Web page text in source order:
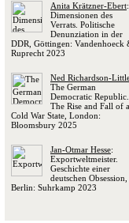
Anita Krätzner-Ebert:
Dimensionen des
Verrats. Politische
Denunziation in der
DDR, Göttingen: Vandenhoeck
Ruprecht 2023
Ned Richardson-
The German
Democratic Republic.
The Rise and Fall of a
Cold War State, London:
Bloomsbury 2025
Jan-Otmar Hesse:
Exportweltmeister.
Geschichte einer
deutschen Obsession,
Berlin: Suhrkamp 2023